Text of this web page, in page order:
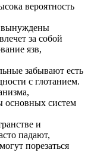
вероятность
вынуждены
за собой
язв,
забывают есть
с глотанием.
основных систем
и
падают,
порезаться